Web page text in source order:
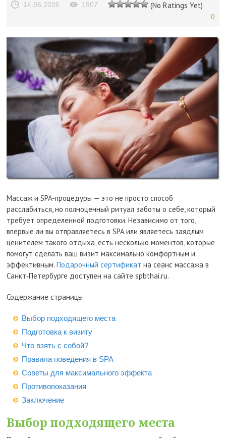
14.06.2026 1907 (No Ratings Yet)
0
Массаж и SPA-процедуры — это не просто способ
расслабиться, но полноценный ритуал заботы о себе, который
требует определенной подготовки. Независимо от того,
впервые ли вы отправляетесь в SPA или являетесь заядлым
ценителем такого отдыха, есть несколько моментов, которые
помогут сделать ваш визит максимально комфортным и
эффективным.Подарочный сертификат на сеанс массажа в
Санкт‑Петербурге доступен на сайте spbthai.ru.
Содержание страницы
Выбор подходящего места
Подготовка к визиту
Что взять с собой?
Правила поведения в SPA
Советы для максимального эффекта
Противопоказания
Заключение
Выбор подходящего места